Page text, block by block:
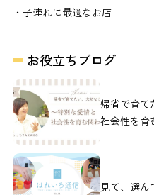
・子連れに最適なお店
お役立ちブログ
帰省で育て
社会性を育
見て、選ん